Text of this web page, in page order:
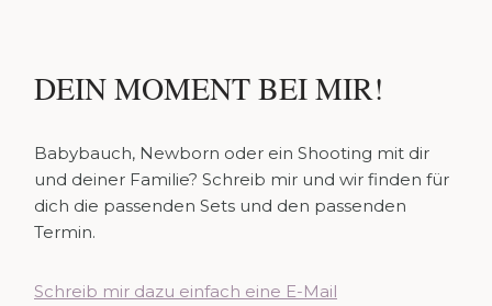
DEIN MOMENT BEI MIR!
Babybauch, Newborn oder ein Shooting mit dir
und deiner Familie? Schreib mir und wir finden für
dich die passenden Sets und den passenden
Termin.
Schreib mir dazu einfach eine E-Mail